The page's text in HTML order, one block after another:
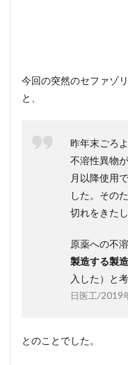
今回の突然のセファゾ
と、
昨年末ごろ
不溶性異物
⽉以降使⽤
した。その
切れをきたし
原薬への不
製造する製
入した）と
日医工/2019
とのことでした。